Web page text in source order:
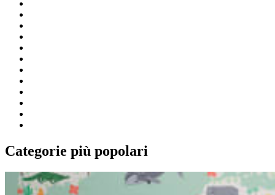
Categorie più popolari